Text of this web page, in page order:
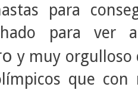
para
para ver
y muy orgulloso
que